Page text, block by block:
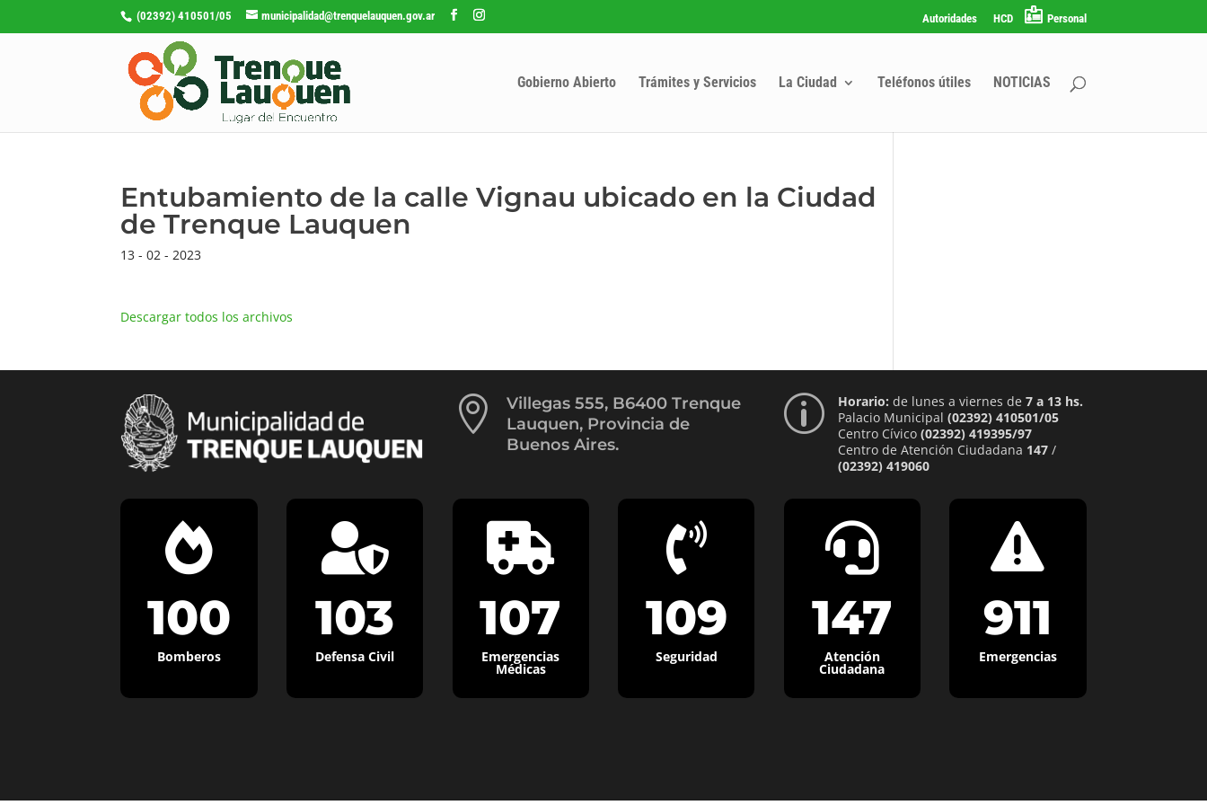
(02392) 410501/05 municipalidad@trenquelauquen.gov.ar Autoridades HCD Personal
Gobierno Abierto Trámites y Servicios La Ciudad Teléfonos útiles NOTICIAS
Entubamiento de la calle Vignau ubicado en la Ciudad
de Trenque Lauquen
13 - 02 - 2023
Descargar todos los archivos

Villegas 555, B6400 Trenque
Lauquen, Provincia de
Buenos Aires.
p Horario: de lunes a viernes de 7 a 13 hs.
Palacio Municipal (02392) 410501/05
Centro Cívico (02392) 419395/97
Centro de Atención Ciudadana 147/
(02392) 419060

100
Bomberos

103
Defensa Civil

107
Emergencias
Médicas

109
Seguridad

147
Atención
Ciudadana

911
Emergencias